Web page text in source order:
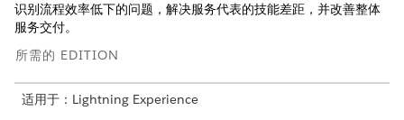
识别流程效率低下的问题，解决服务代表的技能差距，并改善整体
服务交付。
所需的 EDITION
适用于：Lightning Experience